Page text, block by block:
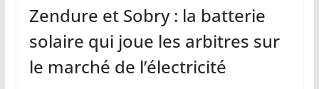
Zendure et Sobry : la batterie
solaire qui joue les arbitres sur
le marché de l’électricité